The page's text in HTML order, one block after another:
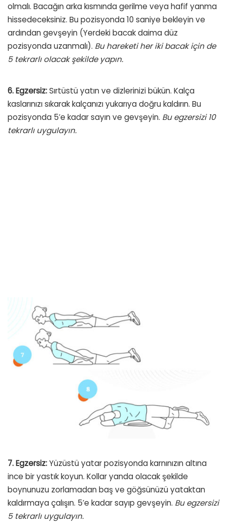
olmalı. Bacağın arka kısmında gerilme veya hafif yanma
hissedeceksiniz. Bu pozisyonda 10 saniye bekleyin ve
ardından gevşeyin (Yerdeki bacak daima düz
pozisyonda uzanmalı). Bu hareketi her iki bacak için de
5 tekrarlı olacak şekilde yapın.
6. Egzersiz:Sırtüstü yatın ve dizlerinizi bükün. Kalça
kaslarınızı sıkarak kalçanızı yukarıya doğru kaldırın. Bu
pozisyonda 5’e kadar sayın ve gevşeyin. Bu egzersizi 10
tekrarlı uygulayın.
7. Egzersiz:Yüzüstü yatar pozisyonda karnınızın altına
ince bir yastık koyun. Kollar yanda olacak şekilde
boynunuzu zorlamadan baş ve göğsünüzü yataktan
kaldırmaya çalışın. 5’e kadar sayıp gevşeyin. Bu egzersizi
5 tekrarlı uygulayın.